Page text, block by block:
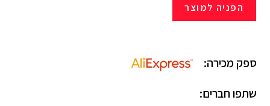
הפניה למוצר
ספק מכירה:
שתפו חברים: